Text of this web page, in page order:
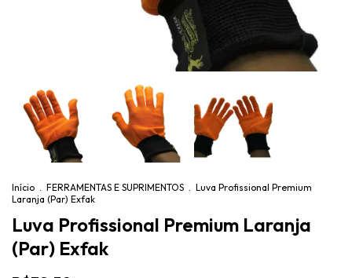
Início . FERRAMENTAS E SUPRIMENTOS . Luva Profissional Premium
Laranja (Par) Exfak
Luva Profissional Premium Laranja
(Par) Exfak